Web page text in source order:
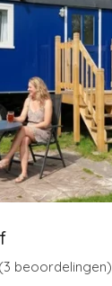
(3 beoordelingen)